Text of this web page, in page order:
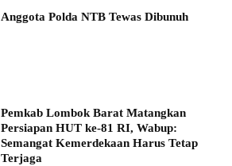
Anggota Polda NTB Tewas Dibunuh
Pemkab Lombok Barat Matangkan
Persiapan HUT ke-81 RI, Wabup:
Semangat Kemerdekaan Harus Tetap
Terjaga